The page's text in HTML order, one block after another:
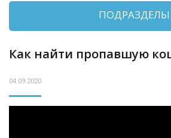
ПОДРАЗДЕЛЫ
Как найти пропавшую
04.09.2020